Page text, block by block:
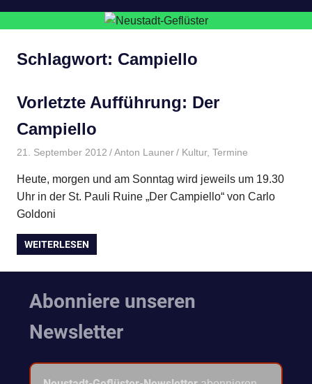
Schlagwort: Campiello
Vorletzte Aufführung: Der
Campiello
21. September 2012 Anton Launer Kultur, Termine
Heute, morgen und am Sonntag wird jeweils um 19.30
Uhr in der St. Pauli Ruine „Der Campiello“ von Carlo
Goldoni
WEITERLESEN
Abonniere unseren
Newsletter